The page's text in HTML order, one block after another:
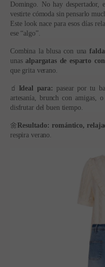
Domingo. No hay despertador,
vestirte cómoda sin pensarlo
Este look nace para esos días
ese “algo”.
Combina la blusa con una
unasalpargatas de esparto
que grita verano.
🧃 Ideal para: pasear por tu
artesanía, brunch con amigas,
disfrutar del buen tiempo.
🌼Resultado: romántico,
respira verano.